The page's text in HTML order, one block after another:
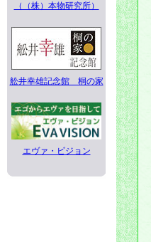
（（株）本物研究所）
舩井幸雄記念館 桐の家
エヴァ・ビジョン